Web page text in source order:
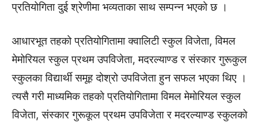
प्रतियोगिता दुई श्रेणीमा भव्यताका साथ सम्पन्न भएको छ ।
आधारभूत तहको प्रतियोगितामा क्वालिटी स्कुल विजेता, विमल
मेमोरियल स्कुल प्रथम उपविजेता, मदरल्याण्ड र संस्कार गुरूकुल
स्कुलका विद्यार्थी समूह दोश्रो उपविजेता हुन सफल भएका थिए ।
त्यसै गरी माध्यमिक तहको प्रतियोगितामा विमल मेमोरियल स्कुल
विजेता, संस्कार गुरूकूल प्रथम उपविजेता र मदरल्याण्ड स्कुलको